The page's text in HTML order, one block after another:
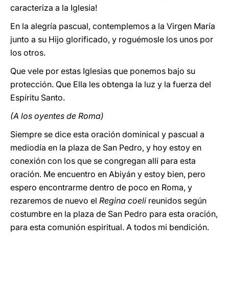
caracteriza a la Iglesia!
En la alegría pascual, contemplemos a la Virgen María
junto a su Hijo glorificado, y roguémosle los unos por
los otros.
Que vele por estas Iglesias que ponemos bajo su
protección. Que Ella les obtenga la luz y la fuerza del
Espíritu Santo.
(A los oyentes de Roma)
Siempre se dice esta oración dominical y pascual a
mediodía en la plaza de San Pedro, y hoy estoy en
conexión con los que se congregan allí para esta
oración. Me encuentro en Abiyán y estoy bien, pero
espero encontrarme dentro de poco en Roma, y
rezaremos de nuevo el Regina coeli reunidos según
costumbre en la plaza de San Pedro para esta oración,
para esta comunión espiritual. A todos mi bendición.